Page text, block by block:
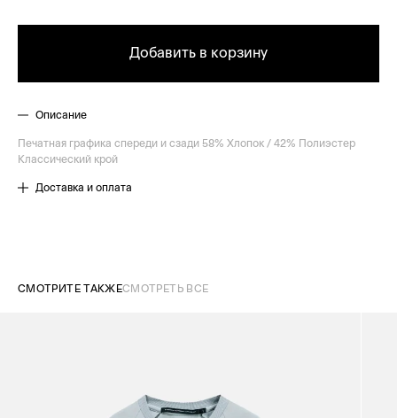
Добавить в корзину
Описание
Печатная графика спереди и сзади 58% Хлопок / 42% Полиэстер
Классический крой
Доставка и оплата
СМОТРИТЕ ТАКЖЕСМОТРЕТЬ ВСЕ